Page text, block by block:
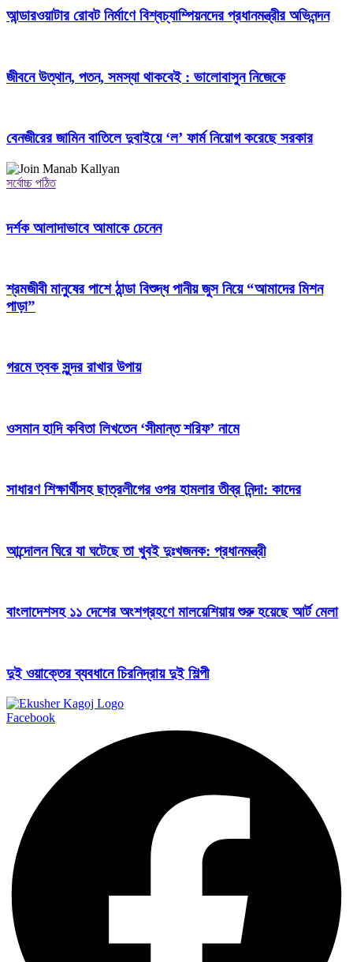
আন্ডারওয়াটার রোবট নির্মাণে বিশ্বচ্যাম্পিয়নদের প্রধানমন্ত্রীর অভিনন্দন
জীবনে উত্থান, পতন, সমস্যা থাকবেই : ভালোবাসুন নিজেকে
বেনজীরের জামিন বাতিলে দুবাইয়ে ‌‘ল’ ফার্ম নিয়োগ করেছে সরকার
সর্বোচ্চ পঠিত
দর্শক আলাদাভাবে আমাকে চেনেন
শ্রমজীবী মানুষের পাশে ঠান্ডা বিশুদ্ধ পানীয় জুস নিয়ে “আমাদের মিশন
পাড়া”
গরমে ত্বক সুন্দর রাখার উপায়
ওসমান হাদি কবিতা লিখতেন ‘সীমান্ত শরিফ’ নামে
সাধারণ শিক্ষার্থীসহ ছাত্রলীগের ওপর হামলার তীব্র নিন্দা: কাদের
আন্দোলন ঘিরে যা ঘটেছে তা খুবই দুঃখজনক: প্রধানমন্ত্রী
বাংলাদেশসহ ১১ দেশের অংশগ্রহণে মালয়েশিয়ায় শুরু হয়েছে আর্ট মেলা
দুই ওয়াক্তের ব্যবধানে চিরনিদ্রায় দুই শিল্পী
Facebook